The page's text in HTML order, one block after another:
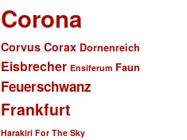
Corona
Corvus Corax Dornenreich
Eisbrecher Ensiferum Faun
Feuerschwanz
Frankfurt
Harakiri For The Sky